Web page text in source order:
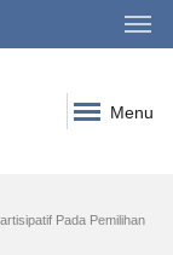
Menu
Pada Pemilihan